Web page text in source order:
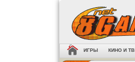
ИГРЫ КИНО И ТВ